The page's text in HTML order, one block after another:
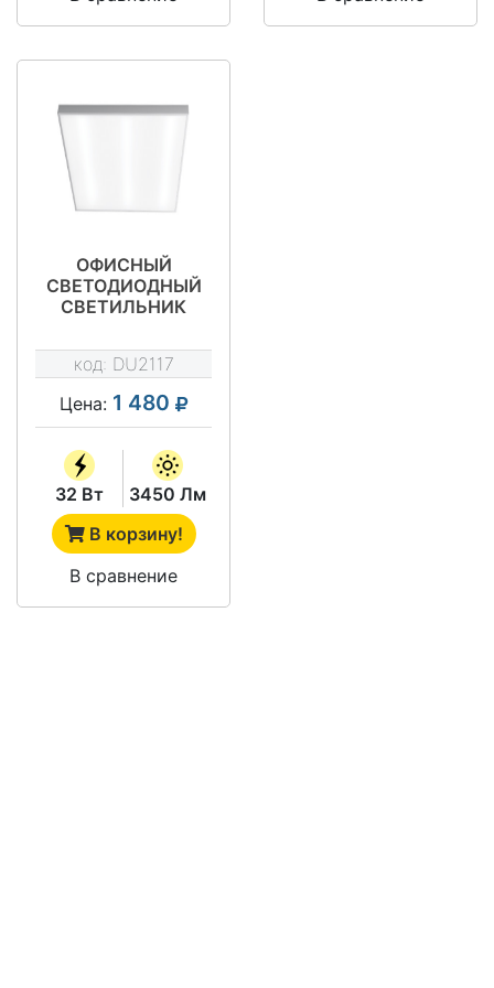
ОФИСНЫЙ
СВЕТОДИОДНЫЙ
СВЕТИЛЬНИК
1100
код: DU2117
Цена: 1 480
32 Вт
3450 Лм
В корзину!
В сравнение